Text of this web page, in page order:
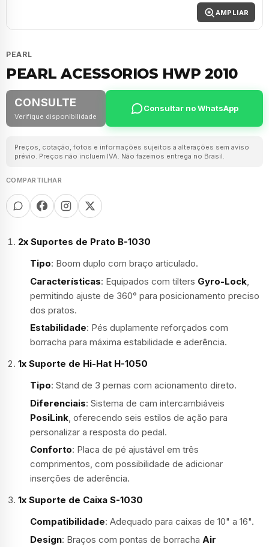
AMPLIAR
PEARL
PEARL ACESSORIOS HWP 2010
CONSULTE
Verifique disponibilidade
Consultar no WhatsApp
Preços, cotação, fotos e informações sujeitos a alterações sem aviso
prévio. Preços não incluem IVA. Não fazemos entrega no Brasil.
COMPARTILHAR
2x Suportes de Prato B-1030
Tipo: Boom duplo com braço articulado.
Características: Equipados com tilters Gyro-Lock
permitindo ajuste de 360° para posicionamento preciso
dos pratos.
Estabilidade: Pés duplamente reforçados com
borracha para máxima estabilidade e aderência.
1x Suporte de Hi-Hat H-1050
Tipo: Stand de 3 pernas com acionamento direto.
Diferenciais: Sistema de cam intercambiáveis
PosiLink , oferecendo seis estilos de ação para
personalizar a resposta do pedal.
Conforto: Placa de pé ajustável em três
comprimentos, com possibilidade de adicionar
inserções de aderência.
1x Suporte de Caixa S-1030
Compatibilidade: Adequado para caixas de 10" a 16".
Design: Braços com pontas de borracha Air